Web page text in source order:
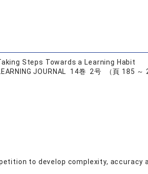
Steps Towards a Learning Habit
JOURNAL 14巻 2号 （頁 185 ～
to develop complexity, accuracy